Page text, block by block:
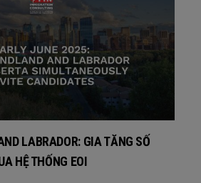
LABRADOR: GIA TĂNG SỐ
HỆ THỐNG EOI